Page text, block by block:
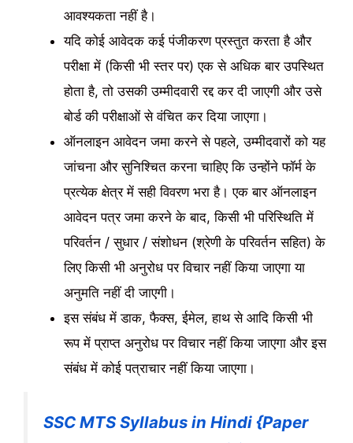
आवश्यकता नहीं है।
यदि कोई आवेदक कई पंजीकरण प्रस्तुत करता है और
परीक्षा में (किसी भी स्तर पर) एक से अधिक बार उपस्थित
होता है, तो उसकी उम्मीदवारी रद्द कर दी जाएगी और उसे
बोर्ड की परीक्षाओं से वंचित कर दिया जाएगा।
ऑनलाइन आवेदन जमा करने से पहले, उम्मीदवारों को यह
जांचना और सुनिश्चित करना चाहिए कि उन्होंने फॉर्म के
प्रत्येक क्षेत्र में सही विवरण भरा है। एक बार ऑनलाइन
आवेदन पत्र जमा करने के बाद, किसी भी परिस्थिति में
परिवर्तन / सुधार / संशोधन (श्रेणी के परिवर्तन सहित) के
लिए किसी भी अनुरोध पर विचार नहीं किया जाएगा या
अनुमति नहीं दी जाएगी।
इस संबंध में डाक, फैक्स, ईमेल, हाथ से आदि किसी भी
रूप में प्राप्त अनुरोध पर विचार नहीं किया जाएगा और इस
संबंध में कोई पत्राचार नहीं किया जाएगा।
SSC MTS Syllabus in Hindi {Paper